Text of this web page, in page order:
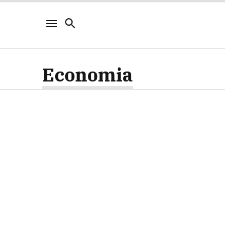
Economia